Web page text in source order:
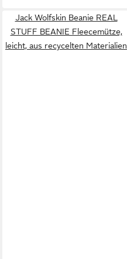
Jack Wolfskin Beanie REAL
STUFF BEANIE Fleecemütze,
leicht, aus recycelten Materialien